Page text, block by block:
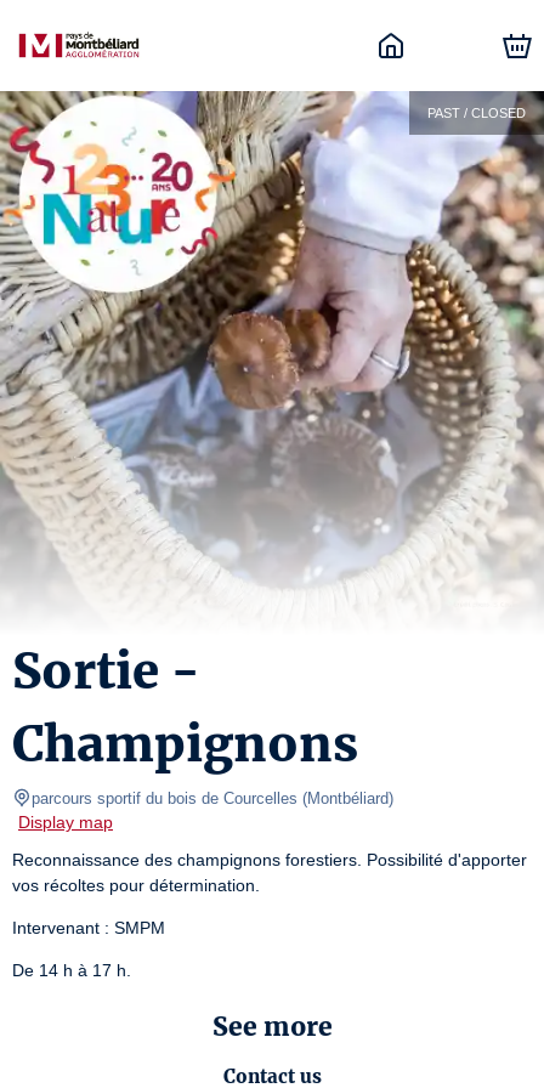
PAST / CLOSED
Sortie -
Champignons
parcours sportif du bois de Courcelles (Montbéliard)
Display map
Reconnaissance des champignons forestiers. Possibilité d'apporter
vos récoltes pour détermination.
Intervenant : SMPM
De 14 h à 17 h.
See more
Contact us